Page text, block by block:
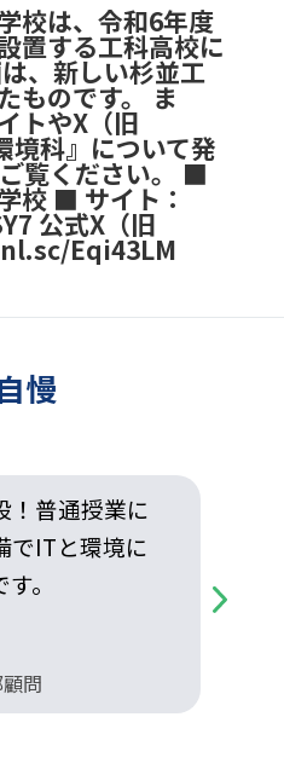
校は、令和6年度
置する工科高校に
、新しい杉並工
ものです。 ま
トやX（旧
科』について発
覧ください。 ■
校 ■ サイト：
公式X（旧
Eqi43LM
慢
！普通授業に
でITと環境に
。
問
Next